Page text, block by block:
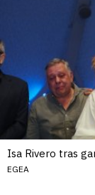
Isa Rivero tras
EGEA